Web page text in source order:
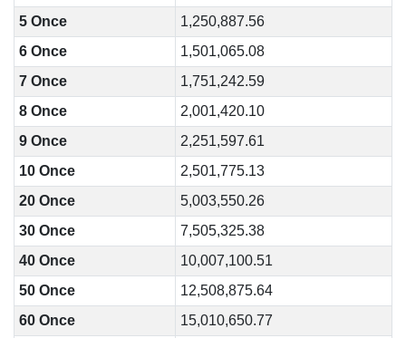
5 Once
1,250,887.56
6 Once
1,501,065.08
7 Once
1,751,242.59
8 Once
2,001,420.10
9 Once
2,251,597.61
10 Once
2,501,775.13
20 Once
5,003,550.26
30 Once
7,505,325.38
40 Once
10,007,100.51
50 Once
12,508,875.64
60 Once
15,010,650.77